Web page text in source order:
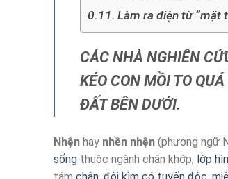
Làm ra điện từ “mặt
CÁC NHÀ NGHIÊN
KÉO CON MỒI TO
ĐẤT BÊN DƯỚI.
Nhện hay nhền nhện (phương ngữ
sống thuộc ngành chân khớp, lớp